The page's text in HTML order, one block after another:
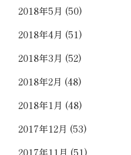
2018年5月 (50)
2018年4月 (51)
2018年3月 (52)
2018年2月 (48)
2018年1月 (48)
2017年12月 (53)
2017年11月 (51)